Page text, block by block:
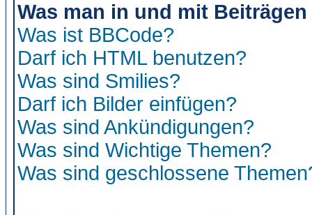
Was man in und mit
Was ist BBCode?
Darf ich HTML benutzen?
Was sind Smilies?
Darf ich Bilder einfügen?
Was sind Ankündigungen?
Was sind Wichtige Themen?
Was sind geschlossene